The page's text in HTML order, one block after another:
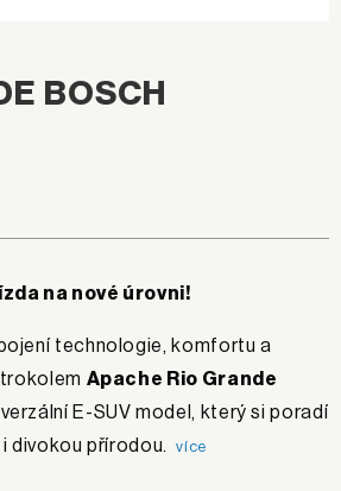
BOSCH
na nové úrovni!
technologie, komfortu a
Apache Rio Grande
E-SUV model, který si poradí
i divokou přírodou.více